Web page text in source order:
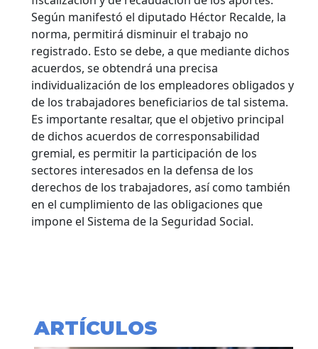
Según manifestó el diputado Héctor Recalde, la
norma, permitirá disminuir el trabajo no
registrado. Esto se debe, a que mediante dichos
acuerdos, se obtendrá una precisa
individualización de los empleadores obligados y
de los trabajadores beneficiarios de tal sistema.
Es importante resaltar, que el objetivo principal
de dichos acuerdos de corresponsabilidad
gremial, es permitir la participación de los
sectores interesados en la defensa de los
derechos de los trabajadores, así como también
en el cumplimiento de las obligaciones que
impone el Sistema de la Seguridad Social.
ARTÍCULOS